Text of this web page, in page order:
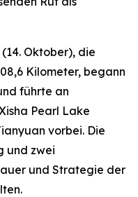
Oktober), die
Kilometer, begann
führte an
Pearl Lake
vorbei. Die
und zwei
und Strategie der